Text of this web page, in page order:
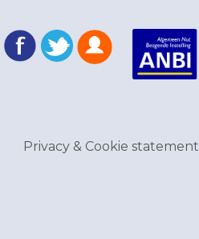
Privacy & Cookie statement